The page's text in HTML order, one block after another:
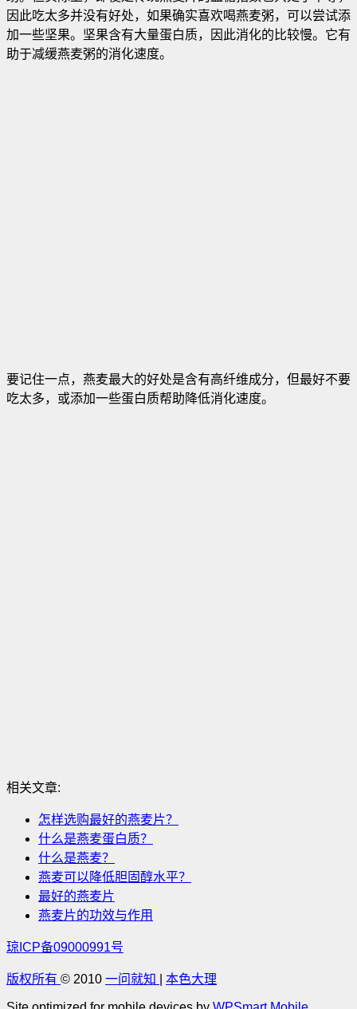
因此吃太多并没有好处，如果确实喜欢喝燕麦粥，可以尝试添
加一些坚果。坚果含有大量蛋白质，因此消化的比较慢。它有
助于减缓燕麦粥的消化速度。
要记住一点，燕麦最大的好处是含有高纤维成分，但最好不要
吃太多，或添加一些蛋白质帮助降低消化速度。
相关文章:
怎样选购最好的燕麦片？
什么是燕麦蛋白质？
什么是燕麦？
燕麦可以降低胆固醇水平？
最好的燕麦片
燕麦片的功效与作用
琼ICP备09000991号
版权所有 © 2010 一问就知 本色大理